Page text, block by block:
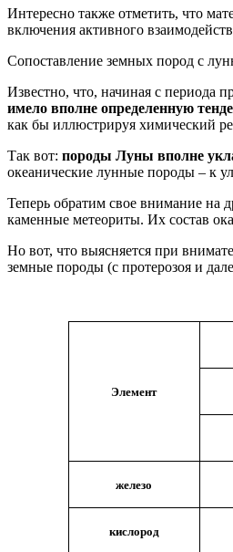
Интересно также отметить, что
включения активного
Сопоставление земных пород с
Известно, что, начиная с периода
имело вполне определенную
как бы иллюстрируя химический
Так вот: породы Луны вполне
океанические лунные породы – к
Теперь обратим свое внимание на
каменные метеориты. Их состав
Но вот, что выясняется при
земные породы (с протерозоя и
Элемент
железо
кислород